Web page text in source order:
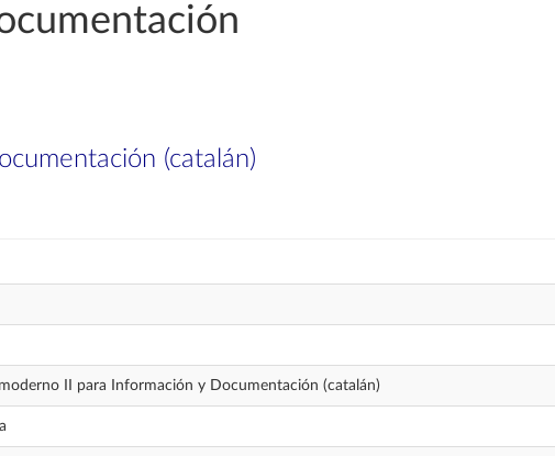
(catalán)
II para Información y Documentación (catalán)